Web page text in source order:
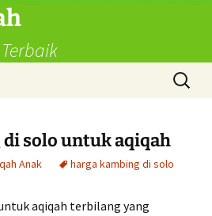
Search
for:
solo untuk aqiqah
Anak harga kambing di solo
aqiqah terbilang yang